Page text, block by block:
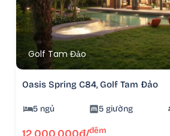
Golf Tam Đảo
Oasis Spring C84, Golf Tam Đảo
5 ngủ 5 giường
đêm